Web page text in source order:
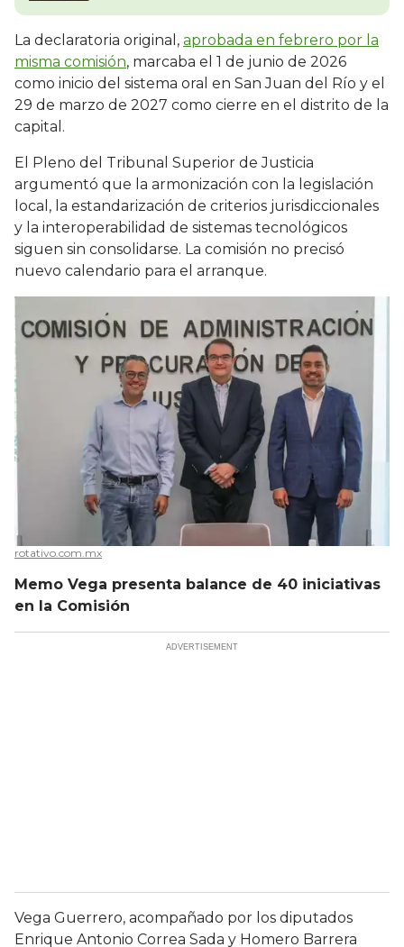
La declaratoria original, aprobada en febrero por la
misma comisión, marcaba el 1 de junio de 2026
como inicio del sistema oral en San Juan del Río y el
29 de marzo de 2027 como cierre en el distrito de la
capital.
El Pleno del Tribunal Superior de Justicia
argumentó que la armonización con la legislación
local, la estandarización de criterios jurisdiccionales
y la interoperabilidad de sistemas tecnológicos
siguen sin consolidarse. La comisión no precisó
nuevo calendario para el arranque.
rotativo.com.mx
Memo Vega presenta balance de 40 iniciativas
en la Comisión
Vega Guerrero, acompañado por los diputados
Enrique Antonio Correa Sada y Homero Barrera